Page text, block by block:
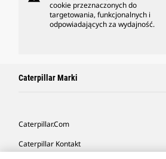
cookie przeznaczonych do
targetowania, funkcjonalnych i
odpowiadających za wydajność.
Caterpillar Marki
Caterpillar.com
Caterpillar Kontakt